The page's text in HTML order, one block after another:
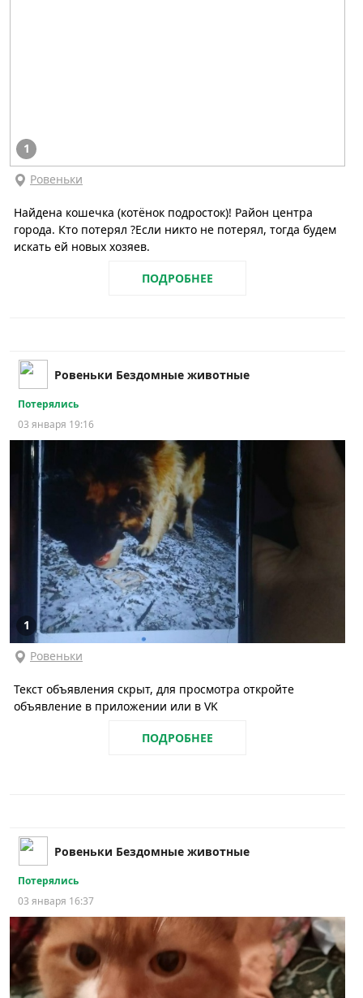
1
Ровеньки
Найдена кошечка (котёнок подросток)! Район центра
города. Кто потерял ?Если никто не потерял, тогда будем
искать ей новых хозяев.
ПОДРОБНЕЕ
Ровеньки Бездомные животные
Потерялись
03 января 19:16
1
Ровеньки
Текст объявления скрыт, для просмотра откройте
объявление в приложении или в VK
ПОДРОБНЕЕ
Ровеньки Бездомные животные
Потерялись
03 января 16:37